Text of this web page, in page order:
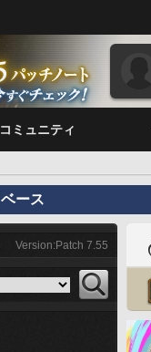
コミュニティ
ース
Version:Patch 7.55